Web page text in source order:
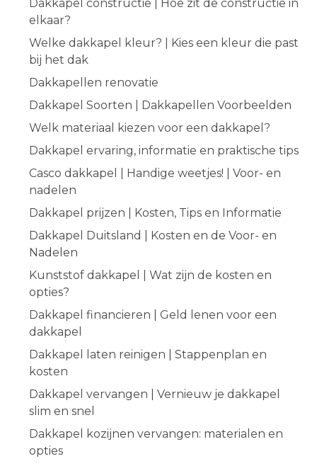
Dakkapel constructie | Hoe zit de constructie in
elkaar?
Welke dakkapel kleur? | Kies een kleur die past
bij het dak
Dakkapellen renovatie
Dakkapel Soorten | Dakkapellen Voorbeelden
Welk materiaal kiezen voor een dakkapel?
Dakkapel ervaring, informatie en praktische tips
Casco dakkapel | Handige weetjes! | Voor- en
nadelen
Dakkapel prijzen | Kosten, Tips en Informatie
Dakkapel Duitsland | Kosten en de Voor- en
Nadelen
Kunststof dakkapel | Wat zijn de kosten en
opties?
Dakkapel financieren | Geld lenen voor een
dakkapel
Dakkapel laten reinigen | Stappenplan en
kosten
Dakkapel vervangen | Vernieuw je dakkapel
slim en snel
Dakkapel kozijnen vervangen: materialen en
opties